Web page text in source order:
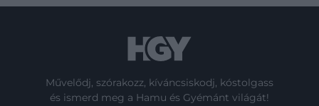
Művelődj, szórakozz, kíváncsiskodj, kóstolgass
és ismerd meg a Hamu és Gyémánt világát!